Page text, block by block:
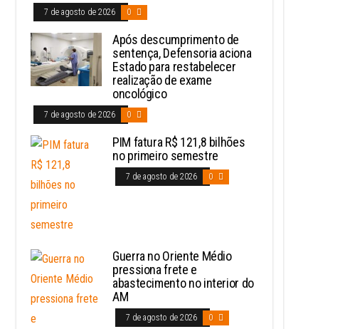
7 de agosto de 2026 0
Após descumprimento de
sentença, Defensoria aciona
Estado para restabelecer
realização de exame
oncológico
7 de agosto de 2026 0
PIM fatura R$ 121,8 bilhões
no primeiro semestre
7 de agosto de 2026 0
Guerra no Oriente Médio
pressiona frete e
abastecimento no interior do
AM
7 de agosto de 2026 0